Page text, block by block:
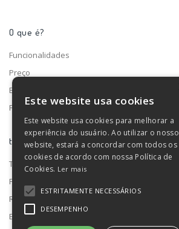
O que é?
Funcionalidades
Preço
Blog
Fale connosco
turno ®
Termos e condições
Privacidade de dados
RGPD
Estado do serviço
Este website usa cookies
Este website usa cookies para melhorar a
experiência do usuário. Ao utilizar o nosso
website, estará a concordar com todos os
cookies de acordo com nossa Política de
Cookies. Ler mais
ESTRITAMENTE NECESSÁRIOS
DESEMPENHO